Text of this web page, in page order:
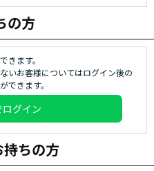
の方
きます。
いお客様についてはログイン後の
できます。
ログイン
ちの方